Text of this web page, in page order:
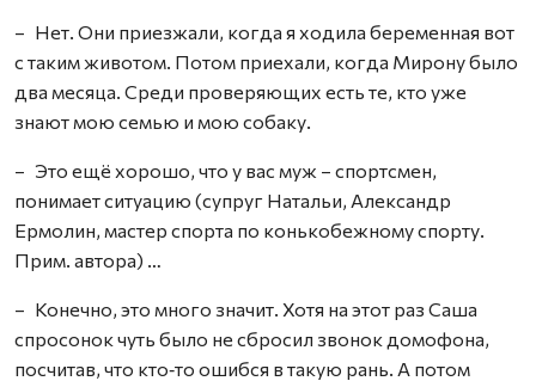
– Нет. Они приезжали, когда я ходила беременная вот
с таким животом. Потом приехали, когда Мирону было
два месяца. Среди проверяющих есть те, кто уже
знают мою семью и мою собаку.
– Это ещё хорошо, что у вас муж – спортсмен,
понимает ситуацию (супруг Натальи, Александр
Ермолин, мастер спорта по конькобежному спорту.
Прим. автора) …
– Конечно, это много значит. Хотя на этот раз Саша
спросонок чуть было не сбросил звонок домофона,
посчитав, что кто‑то ошибся в такую рань. А потом